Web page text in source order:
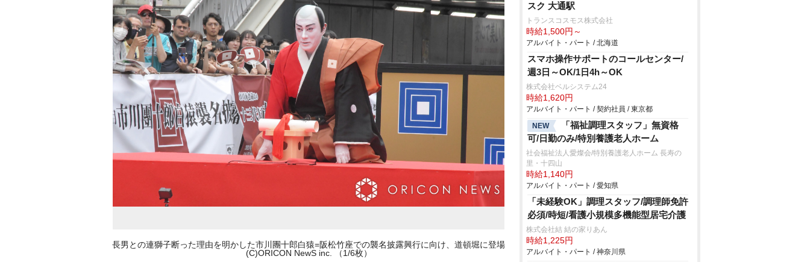
長男との連獅子断った理由を明かした市川團十郎白猿=阪松竹座での襲名披露興行に向け、道頓堀に登場
(C)ORICON NewS inc. （1/6枚）
スク 大通駅
トランスコスモス株式会社
時給1,500円～
アルバイト・パート / 北海道
スマホ操作サポートのコールセンター/
週3日～OK/1日4h～OK
株式会社ベルシステム24
時給1,620円
アルバイト・パート / 契約社員 / 東京都
NEW
「福祉調理スタッフ」無資格
可/日勤のみ/特別養護老人ホーム
社会福祉法人愛燦会/特別養護老人ホーム 長寿の
里・十四山
時給1,140円
アルバイト・パート / 愛知県
「未経験OK」調理スタッフ/調理師免許
必須/時短/看護小規模多機能型居宅介護
株式会社結 結の家りあん
時給1,225円
アルバイト・パート / 神奈川県